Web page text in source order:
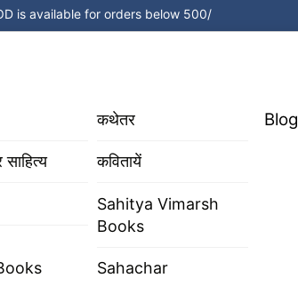
is available for orders below 500/
कथेतर
कवितायें
Sahitya Vimarsh
Books
Sahachar
Blog